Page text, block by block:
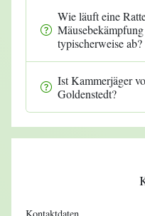
Wie läuft eine
typischerweise ab?
Ist Kammerjäger
Goldenstedt?
Kontaktdaten